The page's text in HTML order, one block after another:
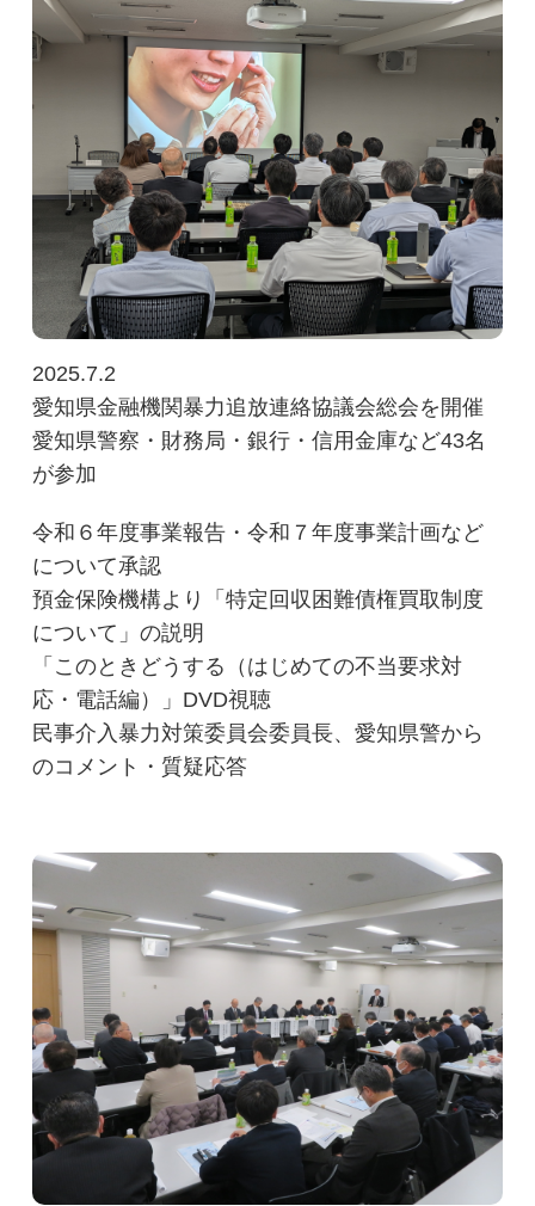
2025.7.2
愛知県金融機関暴力追放連絡協議会総会を開催
愛知県警察・財務局・銀行・信用金庫など43名
が参加
令和６年度事業報告・令和７年度事業計画など
について承認
預金保険機構より「特定回収困難債権買取制度
について」の説明
「このときどうする（はじめての不当要求対
応・電話編）」DVD視聴
民事介入暴力対策委員会委員長、愛知県警から
のコメント・質疑応答